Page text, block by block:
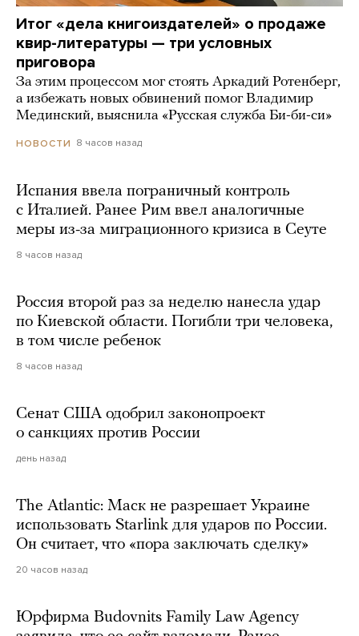
Итог «дела книгоиздателей» о продаже
квир-литературы — три условных
приговора
За этим процессом мог стоять Аркадий Ротенберг,
а избежать новых обвинений помог Владимир
Мединский, выяснила «Русская служба Би-би-си»
НОВОСТИ 8 часов назад
Испания ввела пограничный контроль
с Италией. Ранее Рим ввел аналогичные
меры из-за миграционного кризиса в Сеуте
8 часов назад
Россия второй раз за неделю нанесла удар
по Киевской области. Погибли три человека,
в том числе ребенок
8 часов назад
Сенат США одобрил законопроект
о санкциях против России
день назад
The Atlantic: Маск не разрешает Украине
использовать Starlink для ударов по России.
Он считает, что «пора заключать сделку»
20 часов назад
Юрфирма Budovnits Family Law Agency